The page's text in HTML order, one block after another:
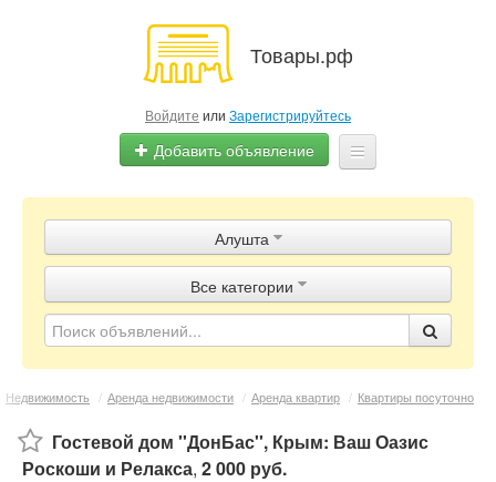
Товары.рф
Войдите или Зарегистрируйтесь
Добавить объявление
Объявления
Магазины
Контакты
Алушта
Все категории
Недвижимость / Аренда недвижимости / Аренда квартир / Квартиры посуточно
Гостевой дом ''ДонБас'', Крым: Ваш Оазис
Роскоши и Релакса, 2 000 руб.